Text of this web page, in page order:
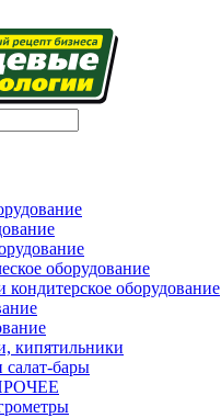
оборудование
кондитерское оборудование
кипятильники
бары